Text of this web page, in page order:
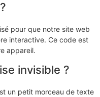
pour que notre site web
interactive. Ce code est
appareil.
invisible ?
un petit morceau de texte